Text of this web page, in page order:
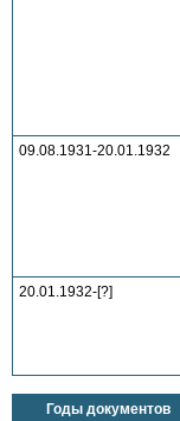
09.08.1931-20.01.1932
20.01.1932-[?]
Годы документов